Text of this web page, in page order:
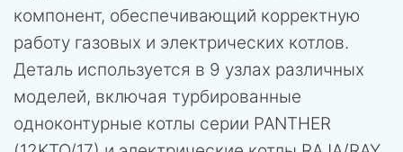
компонент, обеспечивающий корректную
работу газовых и электрических котлов.
Деталь используется в 9 узлах различных
моделей, включая турбированные
одноконтурные котлы серии PANTHER